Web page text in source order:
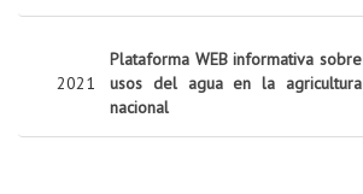
2021
Plataforma WEB informativa sobre
usos del agua en la agricultura
nacional